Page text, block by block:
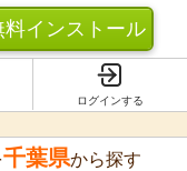
料インストール
ログインする
千葉県から探す